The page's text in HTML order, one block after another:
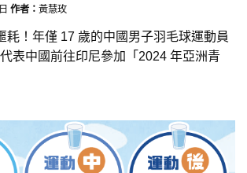
作者： 黃慧玫
耗！年僅 17 歲的中國男子羽毛球運動員
表中國前往印尼參加「2024 年亞洲青